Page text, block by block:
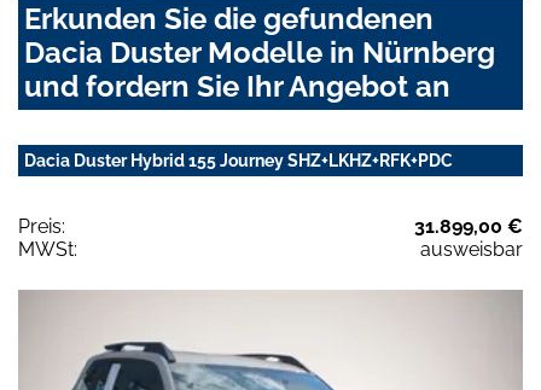
Erkunden Sie die gefundenen
Dacia Duster Modelle in Nürnberg
und fordern Sie Ihr Angebot an
Dacia Duster Hybrid 155 Journey SHZ+LKHZ+RFK+PDC
Preis:
31.899,00 €
MWSt:
ausweisbar